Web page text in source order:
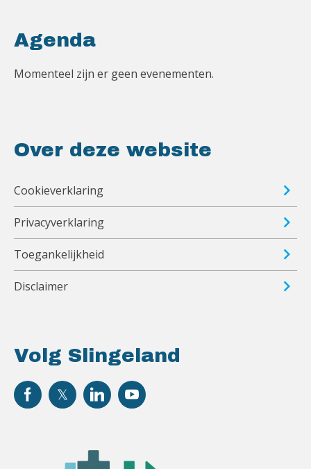
Volg Slingeland
Agenda
Momenteel zijn er geen evenementen.
Over deze website
Cookieverklaring
Privacyverklaring
Toegankelijkheid
Disclaimer